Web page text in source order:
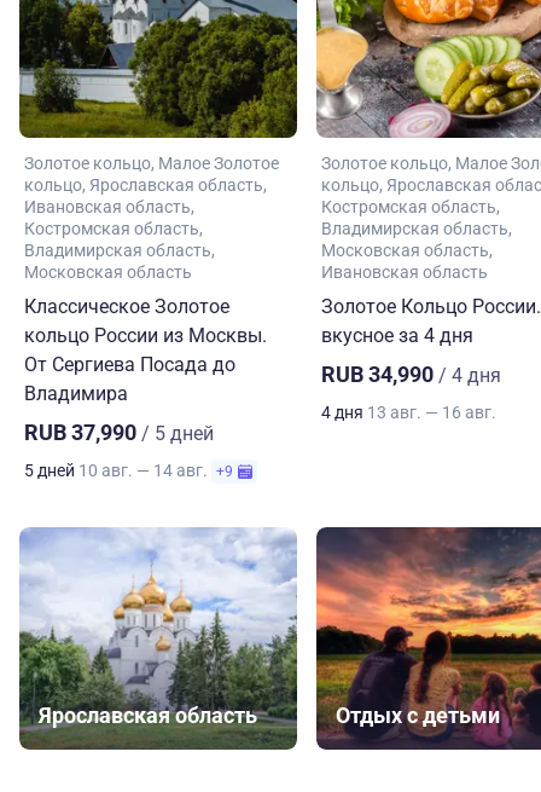
Золотое кольцо Малое Золотое
кольцо Ярославская область
Ивановская область
Костромская область
Владимирская область
Московская область
Классическое Золотое
кольцо России из Москвы.
От Сергиева Посада до
Владимира
RUB 37,990 / 5 дней
5 дней 10 авг. — 14 авг. +9
Золотое кольцо Малое
кольцо Ярославская
Костромская область
Владимирская область
Московская область
Ивановская область
Золотое Кольцо
вкусное за 4 дня
RUB 34,990 / 4 дня
4 дня 13 авг. — 16 авг.
Ярославская область Отдых с детьми